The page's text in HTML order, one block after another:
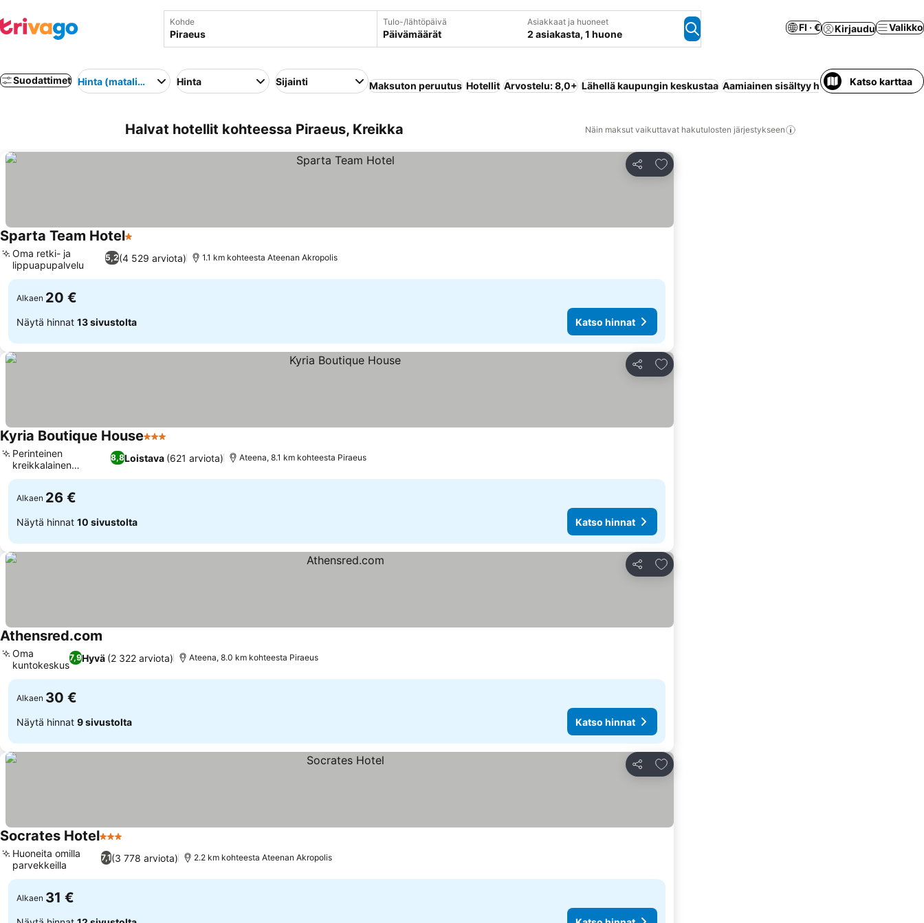
Kohde Tulo-/lähtöpäivä
Päivämäärät
Asiakkaat ja huoneet
2 asiakasta, 1 huone
FI · € Kirjaudu Valikko
Suodattimet Hinta (matalimmasta korkeimpaan)
Hinta Sijainti Maksuton peruutus Hotellit Arvostelu: 8,0+ Lähellä kaupungin keskustaa Aamiainen sisältyy hintaan Uima-allas
Katso karttaa
Halvat hotellit kohteessa Piraeus, Kreikka Näin maksut vaikuttavat hakutulosten järjestykseen
Jaa
Lisää suosikkeihin
Sparta Team Hotel1 Tähtiluokitus
5,2(4 529 arviota)
Oma retki- ja
lippuapupalvelu
1.1 km kohteesta Ateenan Akropolis
Alkaen 20 €
Näytä hinnat 13 sivustolta Katso hinnat
Jaa
Lisää suosikkeihin
Kyria Boutique House3 Tähtiluokitus
8,8Loistava (621 arviota)
Perinteinen
kreikkalainen
ravintola
Ateena, 8.1 km kohteesta Piraeus
Alkaen 26 €
Näytä hinnat 10 sivustolta Katso hinnat
Jaa
Lisää suosikkeihin
Athensred.com
7,9Hyvä (2 322 arviota)
Oma
kuntokeskus
Ateena, 8.0 km kohteesta Piraeus
Alkaen 30 €
Näytä hinnat 9 sivustolta Katso hinnat
Jaa
Lisää suosikkeihin
Socrates Hotel3 Tähtiluokitus
7,1(3 778 arviota)
Huoneita omilla
parvekkeilla
2.2 km kohteesta Ateenan Akropolis
Alkaen 31 €